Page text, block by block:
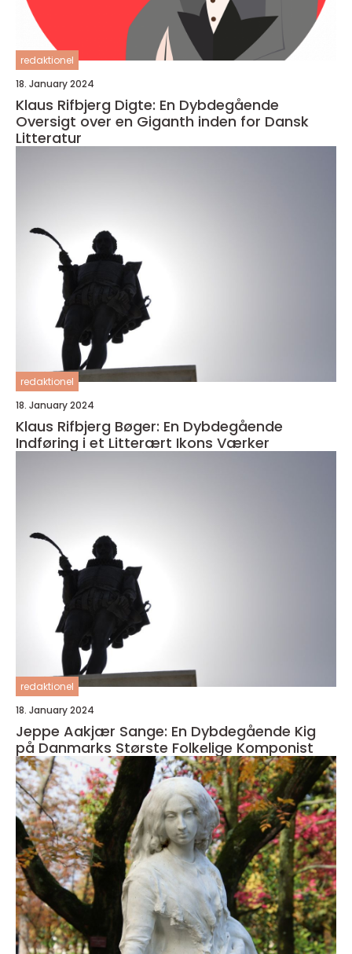
redaktionel
18. January 2024
Klaus Rifbjerg Digte: En Dybdegående
Oversigt over en Giganth inden for Dansk
Litteratur
redaktionel
18. January 2024
Klaus Rifbjerg Bøger: En Dybdegående
Indføring i et Litterært Ikons Værker
redaktionel
18. January 2024
Jeppe Aakjær Sange: En Dybdegående Kig
på Danmarks Største Folkelige Komponist